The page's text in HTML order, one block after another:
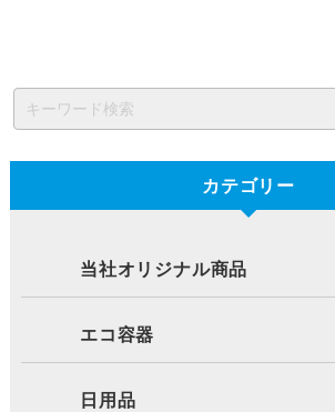
カテゴリー
当社オリジナル商品
エコ容器
日用品